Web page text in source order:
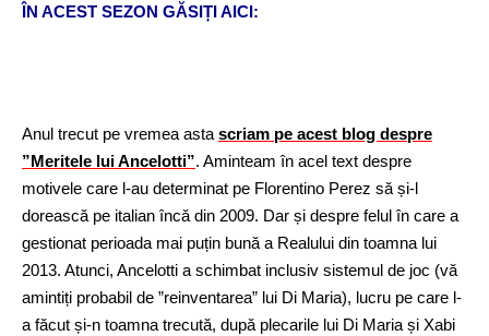
ÎN ACEST SEZON GĂSIȚI AICI:
Anul trecut pe vremea asta scriam pe acest blog despre
”Meritele lui Ancelotti”. Aminteam în acel text despre
motivele care l-au determinat pe Florentino Perez să și-l
dorească pe italian încă din 2009. Dar și despre felul în care a
gestionat perioada mai puțin bună a Realului din toamna lui
2013. Atunci, Ancelotti a schimbat inclusiv sistemul de joc (vă
amintiți probabil de ”reinventarea” lui Di Maria), lucru pe care l-
a făcut și-n toamna trecută, după plecarile lui Di Maria și Xabi